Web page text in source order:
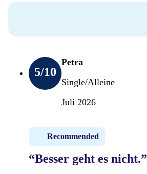
5/10
Petra
Single/Alleine
Juli 2026
Recommended
“Besser geht es nicht.”